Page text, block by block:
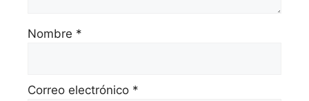
Nombre *
Correo electrónico *